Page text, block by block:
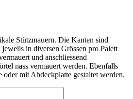
Stützmauern. Die Kanten sind
in diversen Grössen pro Palett
und anschliessend
nass vermauert werden. Ebenfalls
oder mit Abdeckplatte gestaltet werden.